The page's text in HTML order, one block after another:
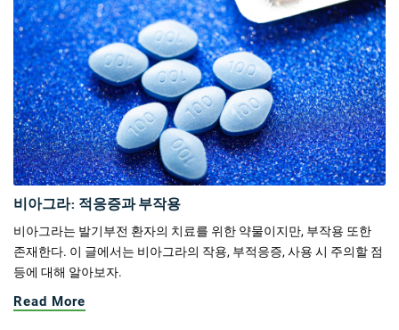
비아그라: 적응증과 부작용
비아그라는 발기부전 환자의 치료를 위한 약물이지만, 부작용 또한
존재한다. 이 글에서는 비아그라의 작용, 부적응증, 사용 시 주의할 점
등에 대해 알아보자.
Read More